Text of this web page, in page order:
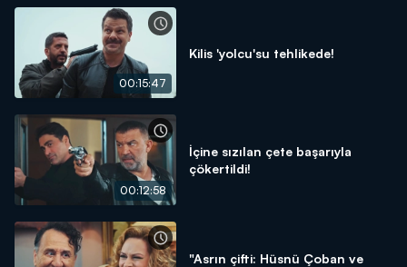
00:15:47
Kilis 'yolcu'su tehlikede!
00:12:58
İçine sızılan çete başarıyla
çökertildi!
"Asrın çifti: Hüsnü Çoban ve